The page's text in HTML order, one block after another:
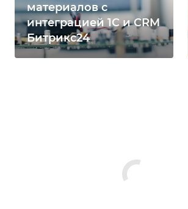
материалов с
интеграцией 1С и CRM
Битрикс24